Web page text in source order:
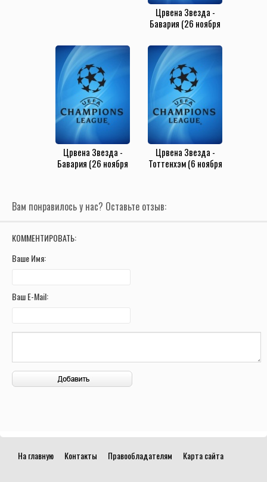
Црвена Звезда -
Бавария (26 ноября
Црвена Звезда -
Бавария (26 ноября
Црвена Звезда -
Тоттенхэм (6 ноября
Вам понравилось у нас? Оставьте отзыв:
КОММЕНТИРОВАТЬ:
Ваше Имя:
Ваш E-Mail:
На главную Контакты Правообладателям Карта сайта